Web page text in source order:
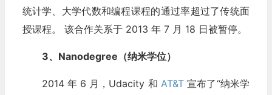
统计学、大学代数和编程课程的通过率超过了传统面
授课程。 该合作关系于 2013 年 7 月 18 日被暂停。
3、Nanodegree（纳米学位）
2014 年 6 月，Udacity 和 AT&T宣布了“纳米学